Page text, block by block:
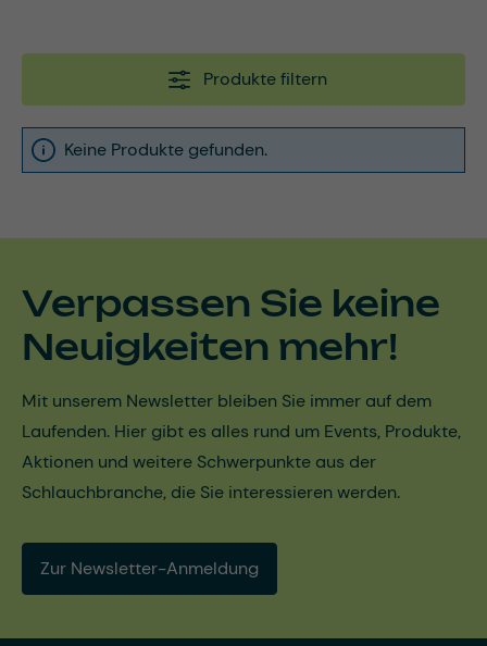
Produkte filtern
Keine Produkte gefunden.
Verpassen Sie keine
Neuigkeiten mehr!
Mit unserem Newsletter bleiben Sie immer auf dem
Laufenden. Hier gibt es alles rund um Events, Produkte,
Aktionen und weitere Schwerpunkte aus der
Schlauchbranche, die Sie interessieren werden.
Zur Newsletter-Anmeldung